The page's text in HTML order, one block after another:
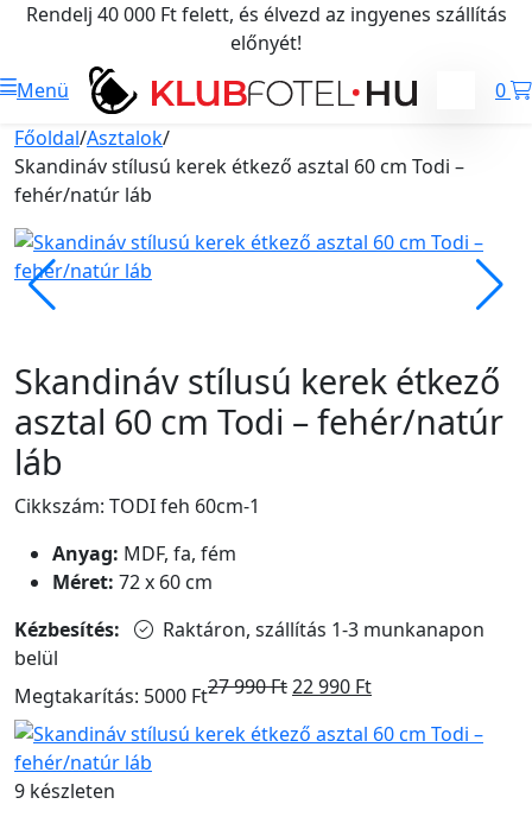
Rendelj 40 000 Ft felett, és élvezd az ingyenes szállítás
előnyét!
Menü
0
Főoldal/Asztalok/
Skandináv stílusú kerek étkező asztal 60 cm Todi –
fehér/natúr láb
Skandináv stílusú kerek étkező
asztal 60 cm Todi – fehér/natúr
láb
Cikkszám: TODI feh 60cm-1
Anyag: MDF, fa, fém
Méret: 72 x 60 cm
Kézbesítés:
Raktáron, szállítás 1-3 munkanapon
belül
Megtakarítás: 5000 Ft27 990Ft22 990 Ft
9 készleten